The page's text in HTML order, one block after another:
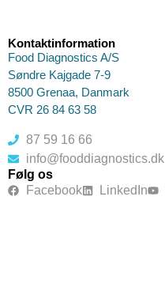
Kontaktinformation
Food Diagnostics A/S
Søndre Kajgade 7-9
8500 Grenaa, Danmark
CVR 26 84 63 58
87 59 16 66
info@fooddiagnostics.dk
Følg os
Facebook
LinkedIn